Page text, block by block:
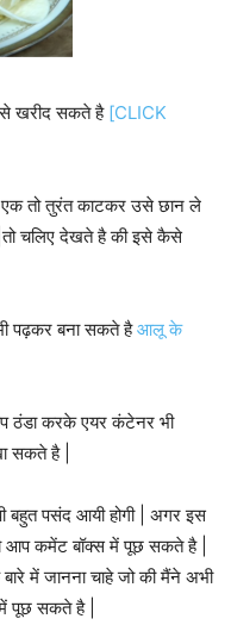
से खरीद सकते है [CLICK
तो तुरंत काटकर उसे छान ले
चलिए देखते है की इसे कैसे
पढ़कर बना सकते हैआलू के
ठंडा करके एयर कंटेनर भी
सकते है |
बहुत पसंद आयी होगी | अगर इस
आप कमेंट बॉक्स में पूछ सकते है |
में जानना चाहे जो की मैंने अभी
पूछ सकते है |